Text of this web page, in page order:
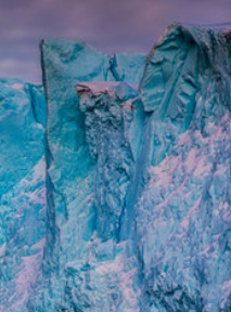
обозрение, №8, 2022